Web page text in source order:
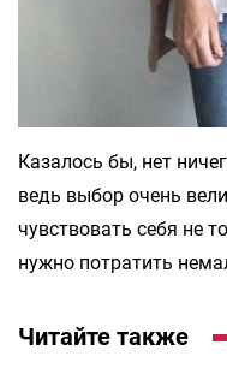
Казалось бы, нет
ведь выбор очень
чувствовать себя не
нужно потратить
Читайте также